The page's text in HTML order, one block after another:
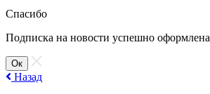
Спасибо
Подписка на новости успешно оформлена
Ок
Назад